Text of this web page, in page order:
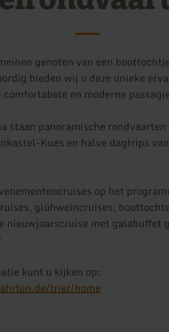
genoten van een
bieden wij u deze unieke
en moderne
staan panoramische
Kues en halve dagtrips
op het
glühweincruises,
nieuwjaarscruise met galabuffet
kunt u kijken op:
trier/home